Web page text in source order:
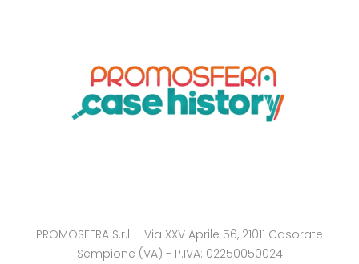
PROMOSFERA S.r.l. - Via XXV Aprile 56, 21011 Casorate
Sempione (VA) - P.IVA: 02250050024